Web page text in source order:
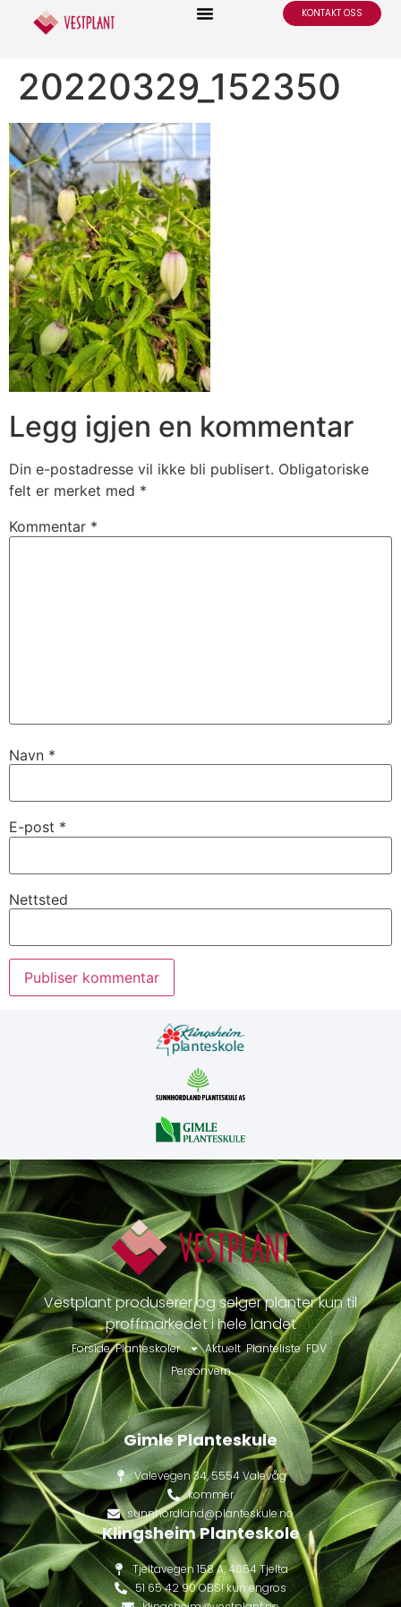
KONTAKT OSS
20220329_152350
Legg igjen en kommentar
Din e-postadresse vil ikke bli publisert. Obligatoriske
felt er merket med *
Kommentar *
Navn *
E-post *
Nettsted
Vestplant produserer og selger planter kun til
proffmarkedet i hele landet
Forside Planteskoler Aktuelt Planteliste FDV
Personvern
Gimle Planteskule
Valevegen 34, 5554 Valevåg
kommer
sunnhordland@planteskule.no
Klingsheim Planteskole
Tjeltavegen 158 A, 4054 Tjelta
51 65 42 90 OBS! kun engros